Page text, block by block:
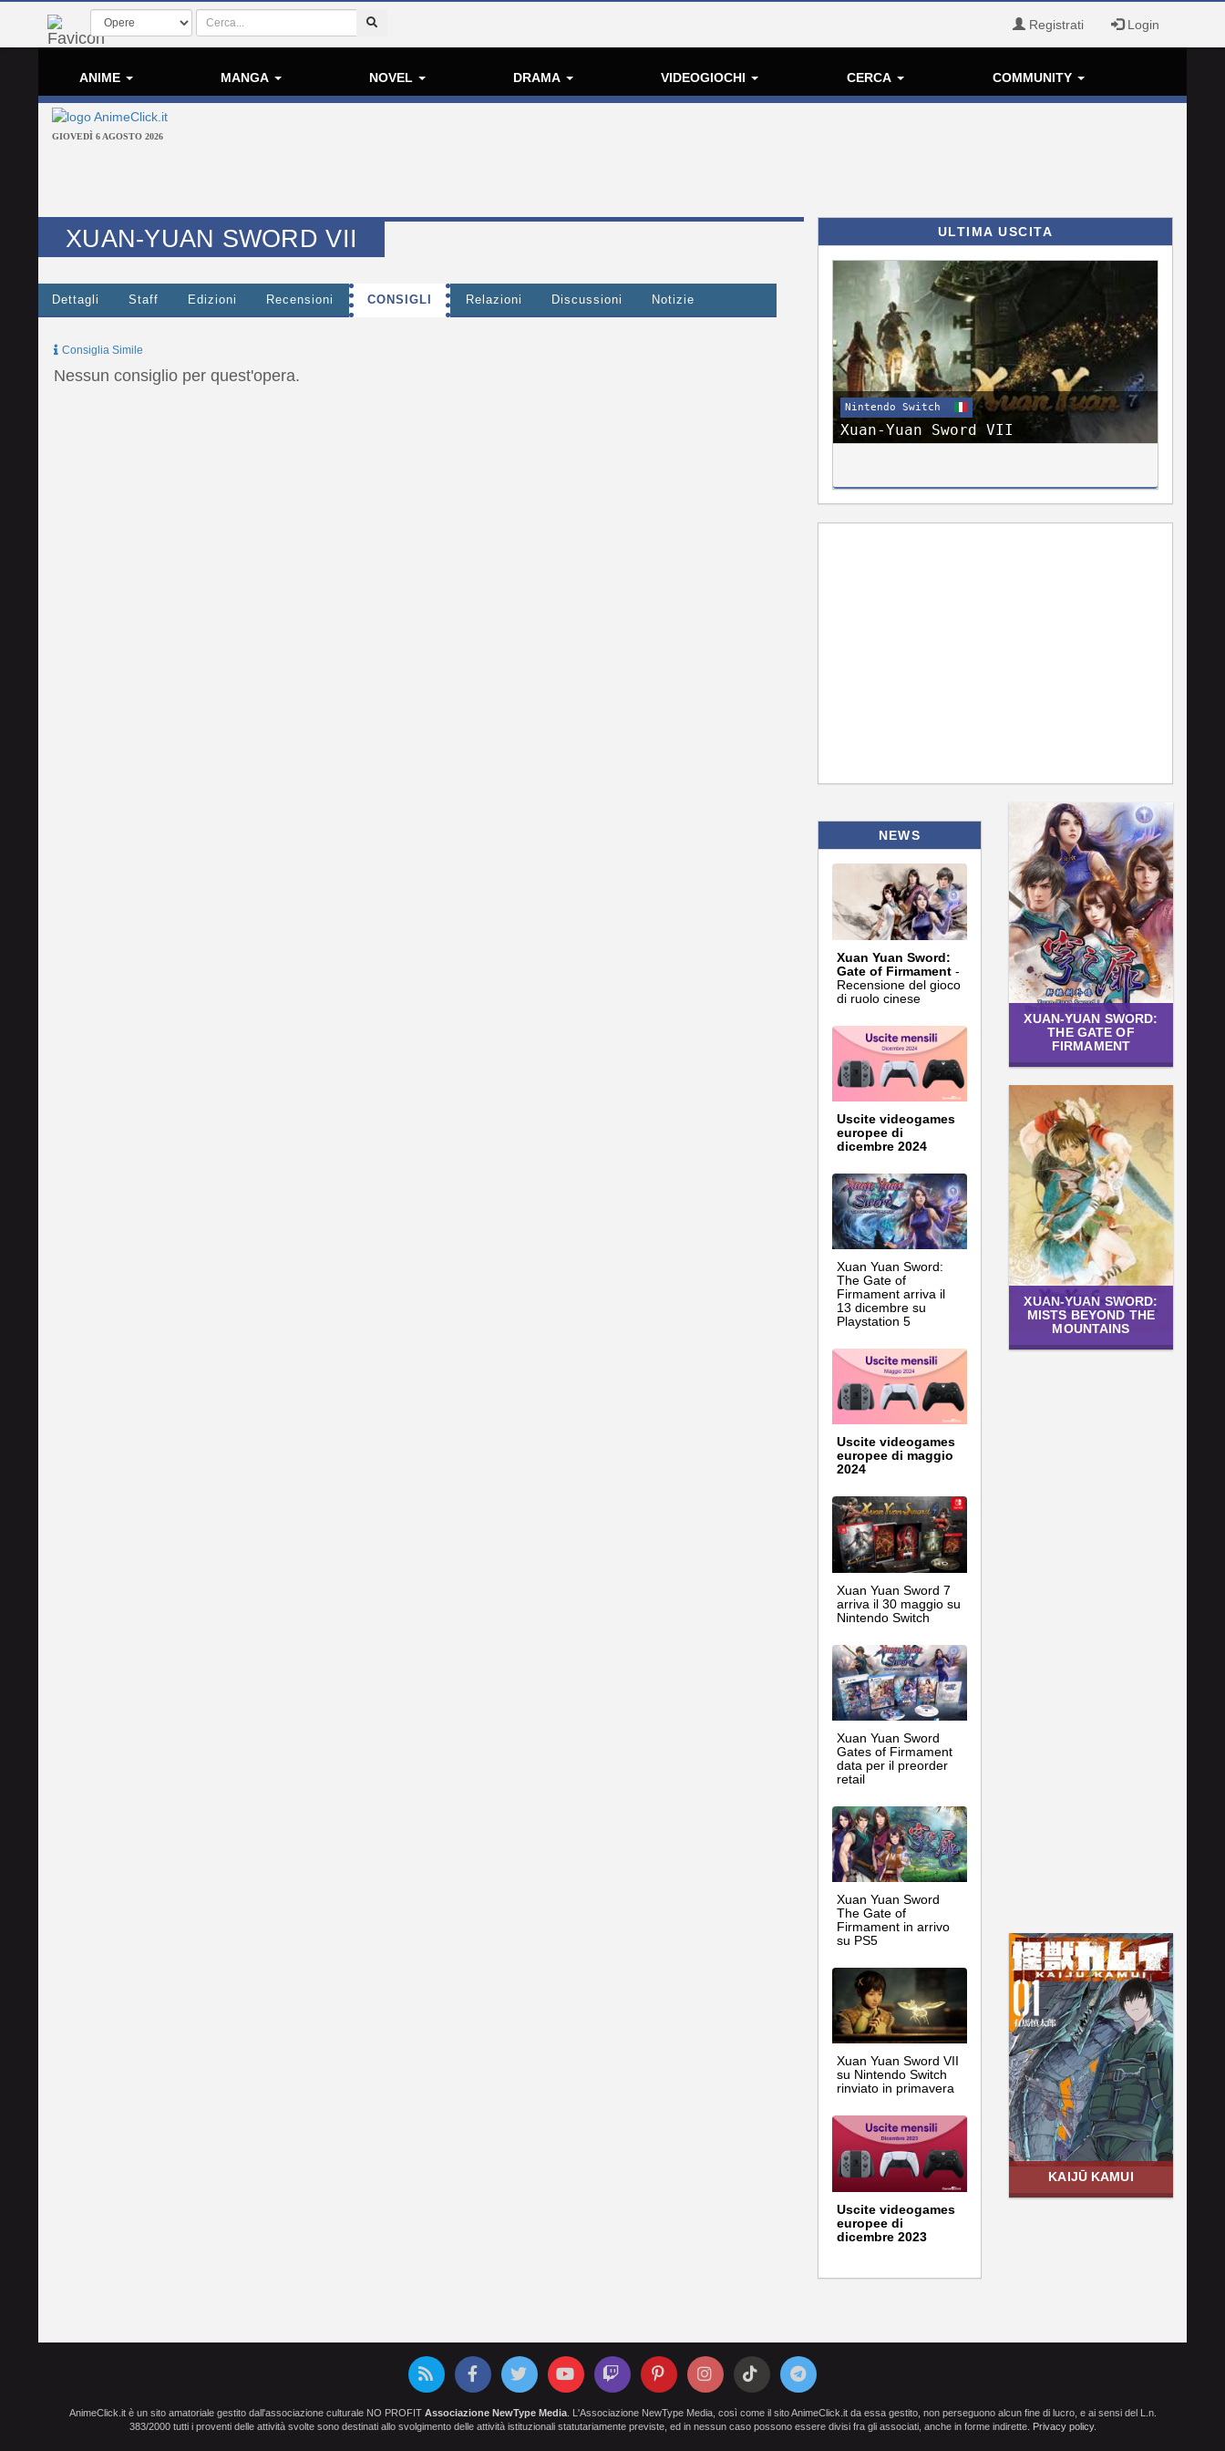
Registrati Login
ANIME MANGA NOVEL DRAMA VIDEOGIOCHI CERCA COMMUNITY
GIOVEDÌ 6 AGOSTO 2026
XUAN-YUAN SWORD VII
Dettagli Staff Edizioni Recensioni CONSIGLI Relazioni Discussioni Notizie
Consiglia Simile
Nessun consiglio per quest'opera.
ULTIMA USCITA
Nintendo Switch
Xuan-Yuan Sword VII
NEWS
Xuan Yuan Sword:
Gate of Firmament -
Recensione del gioco
di ruolo cinese
Uscite videogames
europee di
dicembre 2024
Xuan Yuan Sword:
The Gate of
Firmament arriva il
13 dicembre su
Playstation 5
Uscite videogames
europee di maggio
2024
Xuan Yuan Sword 7
arriva il 30 maggio su
Nintendo Switch
Xuan Yuan Sword
Gates of Firmament
data per il preorder
retail
Xuan Yuan Sword
The Gate of
Firmament in arrivo
su PS5
Xuan Yuan Sword VII
su Nintendo Switch
rinviato in primavera
Uscite videogames
europee di
dicembre 2023
XUAN-YUAN SWORD:
THE GATE OF
FIRMAMENT
XUAN-YUAN SWORD:
MISTS BEYOND THE
MOUNTAINS
KAIJŪ KAMUI
AnimeClick.it è un sito amatoriale gestito dall'associazione culturale NO PROFIT Associazione NewType Media. L'Associazione NewType Media, così come il sito AnimeClick.it da essa gestito, non perseguono alcun fine di lucro, e ai sensi del L.n.
383/2000 tutti i proventi delle attività svolte sono destinati allo svolgimento delle attività istituzionali statutariamente previste, ed in nessun caso possono essere divisi fra gli associati, anche in forme indirette. Privacy policy.